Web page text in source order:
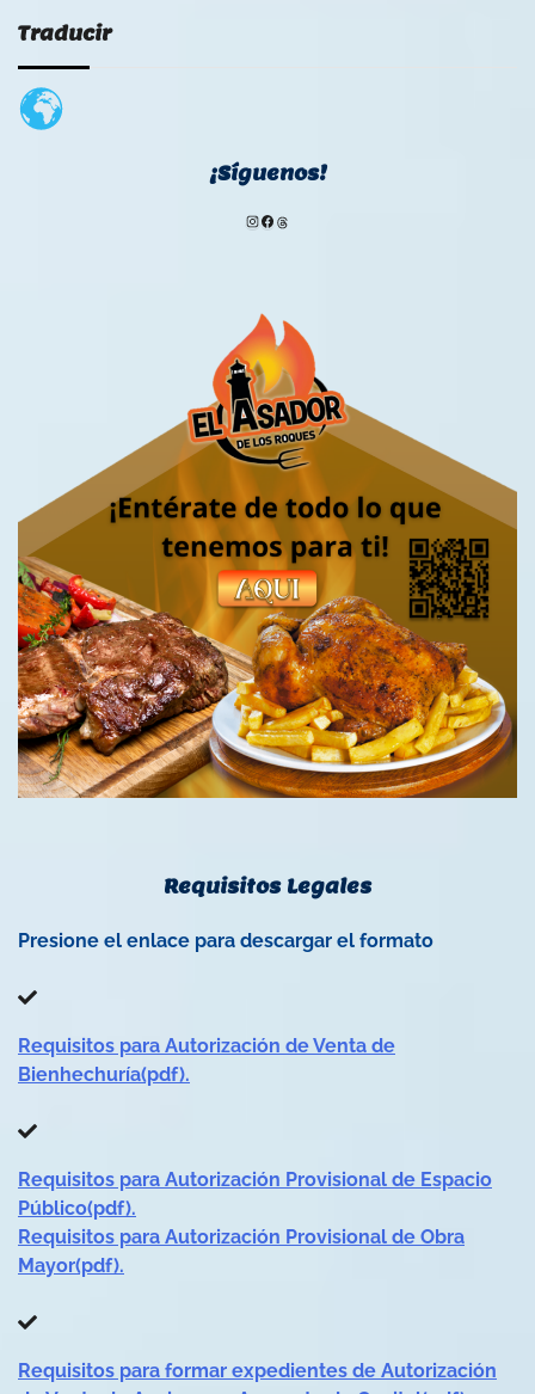
Traducir
¡Síguenos!
Instagram
Facebook
Threads
Requisitos Legales
Presione el enlace para descargar el formato
Requisitos para Autorización de Venta de
Bienhechuría(pdf).
Requisitos para Autorización Provisional de Espacio
Público(pdf).
Requisitos para Autorización Provisional de Obra
Mayor(pdf).
Requisitos para formar expedientes de Autorización